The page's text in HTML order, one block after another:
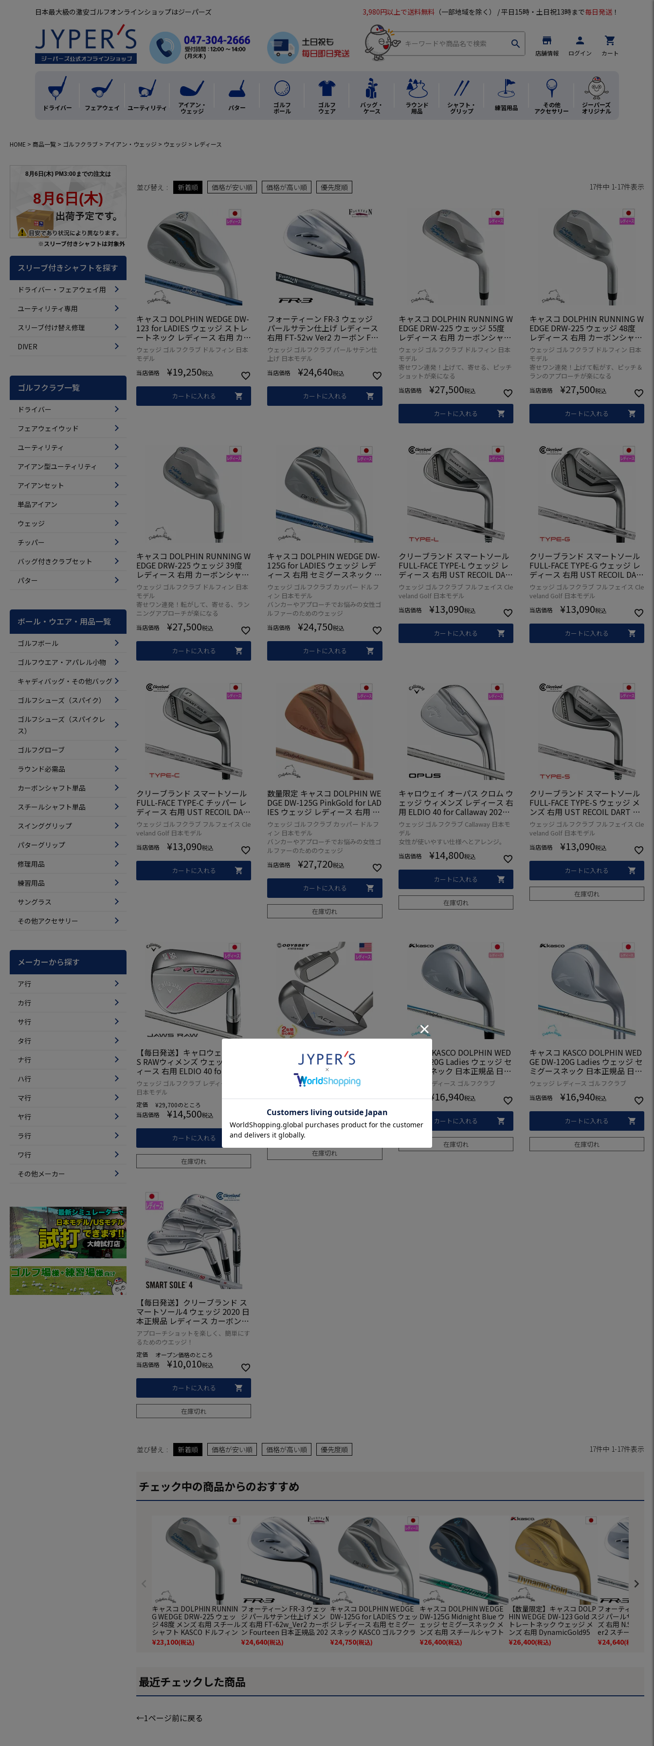
日本最大級の激安ゴルフオンラインショップはジーパーズ 3,980円以上で送料無料 （一部地域を除く） / 平日15時・土日祝13時まで毎日発送 ！
search store
店舗情報
person
ログイン
shopping_cart
カート
ドライバー フェアウェイ ユーティリティ アイアン・
ウェッジ パター ゴルフ
ボール
ゴルフ
ウェア
バッグ・
ケース
ラウンド
用品
シャフト・
グリップ 練習用品 その他
アクセサリー
ジーパーズ
オリジナル
HOME 商品一覧 ゴルフクラブ アイアン・ウェッジ ウェッジ レディース
※スリーブ付きシャフトは対象外
スリーブ付きシャフトを探す
ドライバー・フェアウェイ用
ユーティリティ専用
スリーブ付け替え修理
DIVER
ゴルフクラブ一覧
ドライバー
フェアウェイウッド
ユーティリティ
アイアン型ユーティリティ
アイアンセット
単品アイアン
ウェッジ
チッパー
バッグ付きクラブセット
パター
ボール・ウエア・用品一覧
ゴルフボール
ゴルフウエア・アパレル小物
キャディバッグ・その他バッグ
ゴルフシューズ（スパイク）
ゴルフシューズ（スパイクレ
ス）
ゴルフグローブ
ラウンド必需品
カーボンシャフト単品
スチールシャフト単品
スインググリップ
パターグリップ
修理用品
練習用品
サングラス
その他アクセサリー
メーカーから探す
ア行
カ行
サ行
タ行
ナ行
ハ行
マ行
ヤ行
ラ行
ワ行
その他メーカー
並び替え 新着順 価格が安い順 価格が高い順 優先度順 17件中 1-17件表示
キャスコ DOLPHIN WEDGE DW-
123 for LADIES ウェッジ ストレ
ートネック レディース 右用 カー
ボンシャフト KASCO ゴルフクラ
ブ 2023年モデル 日本正規品
ウェッジ ゴルフクラブ ドルフィン 日本
モデル
当店価格 ¥19,250税込
カートに入れる
フォーティーン FR-3 ウェッジ
パールサテン仕上げ レディース
右用 FT-52ｗ Ver2 カーボン Fou
rteen 日本正規品 2026年モデル
ゴルフクラブ
ウェッジ ゴルフクラブ パールサテン仕
上げ 日本モデル
当店価格 ¥24,640税込
カートに入れる
キャスコ DOLPHIN RUNNING W
EDGE DRW-225 ウェッジ 55度
レディース 右用 カーボンシャフ
ト KASCO ドルフィンウェッジ
ゴルフクラブ 2025年モデル 日本
正規品
ウェッジ ゴルフクラブ ドルフィン 日本
モデル
寄せワン連発！上げて、寄せる、ピッチ
ショットが楽になる
当店価格 ¥27,500税込
カートに入れる
キャスコ DOLPHIN RUNNING W
EDGE DRW-225 ウェッジ 48度
レディース 右用 カーボンシャフ
ト KASCO ドルフィンウェッジ
ゴルフクラブ 2025年モデル 日本
正規品
ウェッジ ゴルフクラブ ドルフィン 日本
モデル
寄せワン連発！上げて転がす、ピッチ＆
ランのアプローチが楽になる
当店価格 ¥27,500税込
カートに入れる
キャスコ DOLPHIN RUNNING W
EDGE DRW-225 ウェッジ 39度
レディース 右用 カーボンシャフ
ト KASCO ドルフィンウェッジ
ゴルフクラブ 2025年モデル 日本
正規品
ウェッジ ゴルフクラブ ドルフィン 日本
モデル
寄せワン連発！転がして、寄せる、ラン
ニングアプローチが楽になる
当店価格 ¥27,500税込
カートに入れる
キャスコ DOLPHIN WEDGE DW-
125G for LADIES ウェッジ レデ
ィース 右用 セミグースネック K
ASCO ゴルフクラブ 2025年モデ
ル 日本正規品
ウェッジ ゴルフクラブ カッパー ドルフ
ィン 日本モデル
バンカーやアプローチでお悩みの女性ゴ
ルファーのためのウェッジ
当店価格 ¥24,750税込
カートに入れる
クリーブランド スマートソール
FULL-FACE TYPE-L ウェッジ レ
ディース 右用 UST RECOIL DAR
T 50 WEDGEカーボンシャフト
日本正規品 2024年モデル
ウェッジ ゴルフクラブ フルフェイス Cle
veland Golf 日本モデル
当店価格 ¥13,090税込
カートに入れる
クリーブランド スマートソール
FULL-FACE TYPE-G ウェッジ レ
ディース 右用 UST RECOIL DAR
T 50 WEDGEカーボンシャフト
日本正規品 2024年モデル
ウェッジ ゴルフクラブ フルフェイス Cle
veland Golf 日本モデル
当店価格 ¥13,090税込
カートに入れる
クリーブランド スマートソール
FULL-FACE TYPE-C チッパー レ
ディース 右用 UST RECOIL DAR
T 50 WEDGEカーボンシャフト
日本正規品 2024年モデル
ウェッジ ゴルフクラブ フルフェイス Cle
veland Golf 日本モデル
当店価格 ¥13,090税込
カートに入れる
数量限定 キャスコ DOLPHIN WE
DGE DW-125G PinkGold for LAD
IES ウェッジ レディース 右用 セ
ミグースネック ピンクゴールド
限定カラー KASCO ゴルフクラブ
2025年モデル 日本正規品
ウェッジ ゴルフクラブ カッパー ドルフ
ィン 日本モデル
バンカーやアプローチでお悩みの女性ゴ
ルファーのためのウェッジ
当店価格 ¥27,720税込
カートに入れる
在庫切れ
キャロウェイ オーパス クロム ウ
ェッジ ウィメンズ レディース 右
用 ELDIO 40 for Callaway 2024
年モデル Callaway Callaway OP
US CHROME 日本正規品 日本モ
デル
ウェッジ ゴルフクラブ Callaway 日本モ
デル
女性が使いやすい仕様へとアレンジ。
当店価格 ¥14,800税込
カートに入れる
在庫切れ
クリーブランド スマートソール
FULL-FACE TYPE-S ウェッジ メ
ンズ 右用 UST RECOIL DART 50
WEDGEカーボンシャフト 日本正
規品 2024年モデル
ウェッジ ゴルフクラブ フルフェイス Cle
veland Golf 日本モデル
当店価格 ¥13,090税込
カートに入れる
在庫切れ
【毎日発送】キャロウェイ JAW
S RAWウィメンズ ウェッジ レデ
ィース 右用 ELDIO 40 for Callaw
ay スチール 2022年モデル 日本
正規品
ウェッジ ゴルフクラブ レディース 右用
日本モデル
定価 ¥29,700のところ
当店価格
¥14,500税込
カートに入れる
在庫切れ
【毎日発送】オデッセイ WOME
N'S X-ACT CHIPPER チッパー レ
ディース 34.5インチ ODYSSEY X
ACT USA直輸入品
チッパー レディース ゴルフクラブ ゴル
再入荷お知らせメール登録
在庫切れ
キャスコ KASCO DOLPHIN WED
GE DW-120G Ladies ウェッジ セ
ミグースネック 日本正規品 日本
モデル ゴルフ ゴルフクラブ 右用
右打ち 右利き ドルフィン ウェッ
ジ
ウェッジ レディース ゴルフクラブ
当店価格 ¥16,940税込
カートに入れる
在庫切れ
キャスコ KASCO DOLPHIN WED
GE DW-120G Ladies ウェッジ セ
ミグースネック 日本正規品 日本
モデル ゴルフ ゴルフクラブ 右用
右打ち 右利き ドルフィン ウェッ
ジ
ウェッジ レディース ゴルフクラブ
当店価格 ¥16,940税込
カートに入れる
在庫切れ
【毎日発送】クリーブランド ス
マートソール4 ウェッジ 2020 日
本正規品 レディース カーボンシ
ャフト【SMARTSOLE4】【ウエ
ッジ】
アプローチショットを楽しく、簡単にす
るためのウエッジ！
定価 オープン価格のところ
当店価格
¥10,010税込
カートに入れる
在庫切れ
並び替え 新着順 価格が安い順 価格が高い順 優先度順 17件中 1-17件表示
チェック中の商品からのおすすめ
キャスコ DOLPHIN RUNNIN
G WEDGE DRW-225 ウェッ
ジ 48度 メンズ 右用 スチール
シャフト KASCO ドルフィン
ウェッジ ゴルフクラブ 2025
年モデル 日本正規品
¥23,100(税込)
フォーティーン FR-3 ウェッ
ジ パールサテン仕上げ メン
ズ 右用 FT-62w_Ver2 カーボ
ン Fourteen 日本正規品 202
6年モデル ゴルフクラブ
¥24,640(税込)
キャスコ DOLPHIN WEDGE
DW-125G for LADIES ウェッ
ジ レディース 右用 セミグー
スネック KASCO ゴルフクラ
ブ 2025年モデル 日本正規品
¥24,750(税込)
キャスコ DOLPHIN WEDGE
DW-125G Midnight Blue ウ
ェッジ セミグースネック メ
ンズ 右用 スチールシャフト
KASCO ゴルフクラブ 2026年
モデル 日本正規品
¥26,400(税込)
【数量限定】キャスコ DOLP
HIN WEDGE DW-123 Gold ス
トレートネック ウェッジ メ
ンズ 右用 DynamicGold95
ゴルフクラブ 2024年モデル
日本正規品
¥26,400(税込)
フォーティーン
ジ パールサテン
ズ 右用 N.S.PRO
er2 スチール
正規品 2026年モ
クラブ
¥24,640(税込)
最近チェックした商品
←1ページ前に戻る